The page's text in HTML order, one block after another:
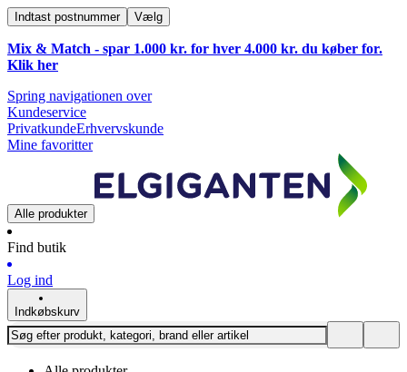
Indtast postnummer Vælg
Mix & Match - spar 1.000 kr. for hver 4.000 kr. du køber for.
Klik her
Spring navigationen over
Kundeservice
PrivatkundeErhvervskunde
Mine favoritter
Alle produkter
Find butik
Log ind
Indkøbskurv